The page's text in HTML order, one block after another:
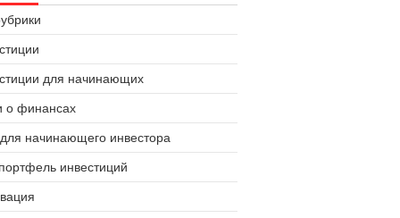
для начинающих
о финансах
начинающего инвестора
инвестиций